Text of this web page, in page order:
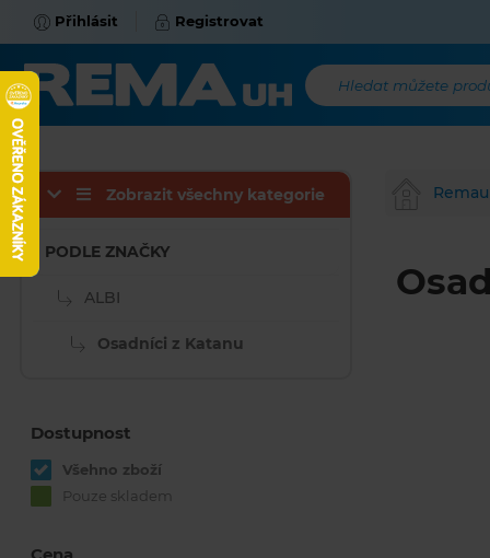
Přihlásit Registrovat
Hledat můžete
Zobrazit všechny kategorie
PODLE ZNAČKY
ALBI
Osadníci z Katanu
Dostupnost
Všehno zboží
Pouze skladem